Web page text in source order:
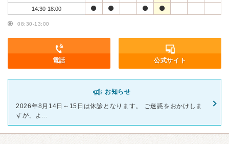
14:30-18:00
08:30-13:00
電話 公式サイト
お知らせ
2026年8月14日～15日は休診となります。 ご迷惑をおかけしま
すが、よ...